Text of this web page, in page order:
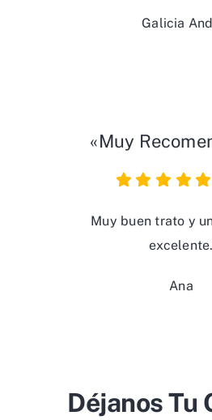
Galicia
«Muy
Muy buen trato y
excelente.
Ana
Déjanos Tu